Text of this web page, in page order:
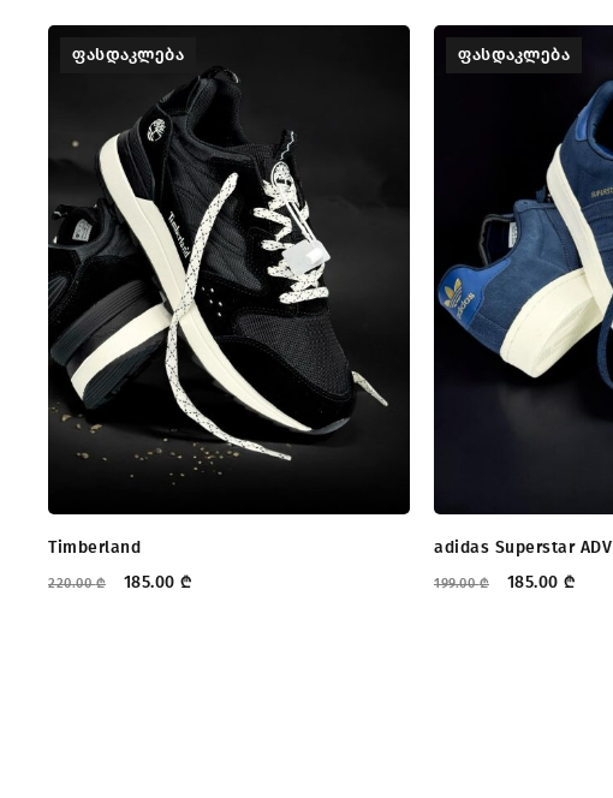
ᲤᲐᲡᲓᲐᲙᲚᲔᲑᲐ
Timberland
220.00₾ 185.00 ₾
ᲤᲐᲡᲓᲐᲙᲚᲔᲑᲐ
adidas Superstar ADV
199.00₾ 185.00 ₾